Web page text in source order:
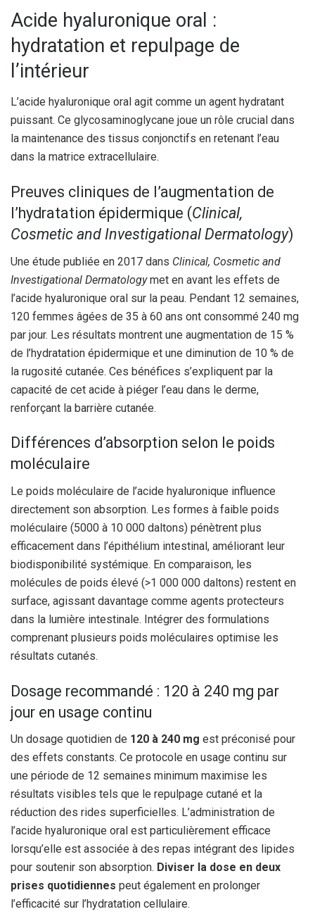
Acide hyaluronique oral :
hydratation et repulpage de
l’intérieur
L’acide hyaluronique oral agit comme un agent hydratant
puissant. Ce glycosaminoglycane joue un rôle crucial dans
la maintenance des tissus conjonctifs en retenant l’eau
dans la matrice extracellulaire.
Preuves cliniques de l’augmentation de
l’hydratation épidermique (Clinical,
Cosmetic and Investigational Dermatology)
Une étude publiée en 2017 dans Clinical, Cosmetic and
Investigational Dermatologymet en avant les effets de
l’acide hyaluronique oral sur la peau. Pendant 12 semaines,
120 femmes âgées de 35 à 60 ans ont consommé 240 mg
par jour. Les résultats montrent une augmentation de 15 %
de l’hydratation épidermique et une diminution de 10 % de
la rugosité cutanée. Ces bénéfices s’expliquent par la
capacité de cet acide à piéger l’eau dans le derme,
renforçant la barrière cutanée.
Différences d’absorption selon le poids
moléculaire
Le poids moléculaire de l’acide hyaluronique influence
directement son absorption. Les formes à faible poids
moléculaire (5000 à 10 000 daltons) pénètrent plus
efficacement dans l’épithélium intestinal, améliorant leur
biodisponibilité systémique. En comparaison, les
molécules de poids élevé (>1 000 000 daltons) restent en
surface, agissant davantage comme agents protecteurs
dans la lumière intestinale. Intégrer des formulations
comprenant plusieurs poids moléculaires optimise les
résultats cutanés.
Dosage recommandé : 120 à 240 mg par
jour en usage continu
Un dosage quotidien de 120 à 240 mg est préconisé pour
des effets constants. Ce protocole en usage continu sur
une période de 12 semaines minimum maximise les
résultats visibles tels que le repulpage cutané et la
réduction des rides superficielles. L’administration de
l’acide hyaluronique oral est particulièrement efficace
lorsqu’elle est associée à des repas intégrant des lipides
pour soutenir son absorption. Diviser la dose en deux
prises quotidiennes peut également en prolonger
l’efficacité sur l’hydratation cellulaire.